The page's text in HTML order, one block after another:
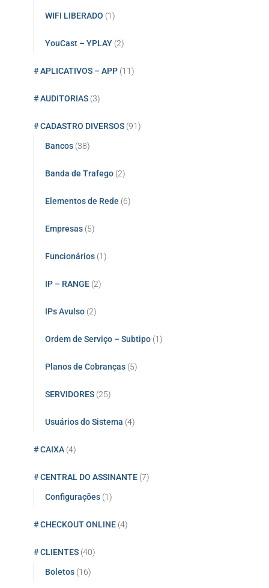
WIFI LIBERADO (1)
YouCast – YPLAY (2)
# APLICATIVOS – APP (11)
# AUDITORIAS (3)
# CADASTRO DIVERSOS (91)
Bancos (38)
Banda de Trafego (2)
Elementos de Rede (6)
Empresas (5)
Funcionários (1)
IP – RANGE (2)
IPs Avulso (2)
Ordem de Serviço – Subtipo (1)
Planos de Cobranças (5)
SERVIDORES (25)
Usuários do Sistema (4)
# CAIXA (4)
# CENTRAL DO ASSINANTE (7)
Configurações (1)
# CHECKOUT ONLINE (4)
# CLIENTES (40)
Boletos (16)